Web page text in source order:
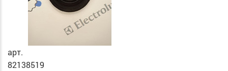
арт.
82138519